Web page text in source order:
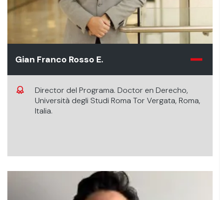
Gian Franco Rosso E.
Director del Programa. Doctor en Derecho,
Università degli Studi Roma Tor Vergata, Roma,
Italia.